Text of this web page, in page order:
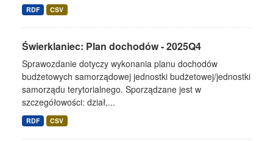
RDF CSV
Świerklaniec: Plan dochodów - 2025Q4
Sprawozdanie dotyczy wykonania planu dochodów
budżetowych samorządowej jednostki budżetowej/jednostki
samorządu terytorialnego. Sporządzane jest w
szczegółowości: dział,...
RDF CSV